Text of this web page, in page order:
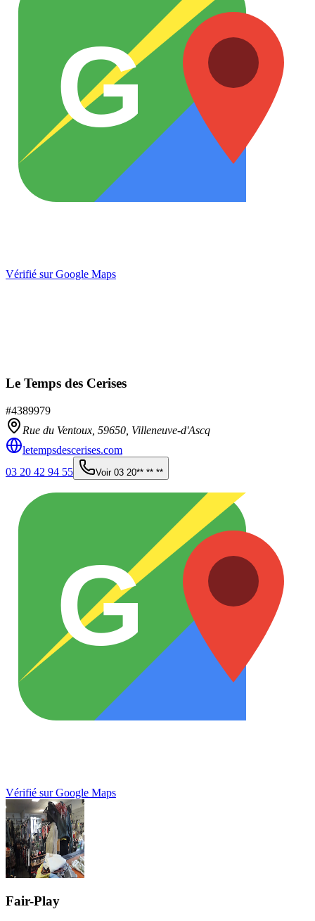
G
Vérifié sur Google Maps
Le Temps des Cerises
#4389979
Rue du Ventoux, 59650 Villeneuve-d'Ascq
letempsdescerises.com
03 20 42 94 55
Voir 03 20** ** **
G
Vérifié sur Google Maps
Fair-Play